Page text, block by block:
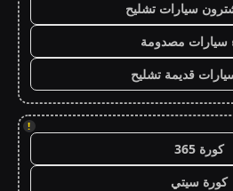
سيارات تشليح
سيارات مصدومة
قديمة تشليح
!
كورة 365
كورة سيتي